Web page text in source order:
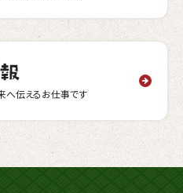
へ伝えるお仕事です